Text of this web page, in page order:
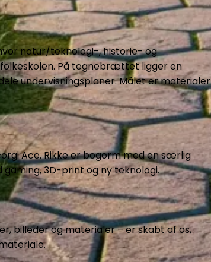
natur/teknologi-, historie- og
På tegnebrættet ligger en
undervisningsplaner. Målet er materialer
Ace. Rikke er bogorm med en særlig
3D-print og ny teknologi.
billeder og materialer – er skabt af os,